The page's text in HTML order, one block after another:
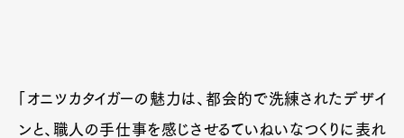
「オニツカタイガーの魅力は、都会的で洗練されたデザイ
ンと、職人の手仕事を感じさせるていねいなつくりに表れ